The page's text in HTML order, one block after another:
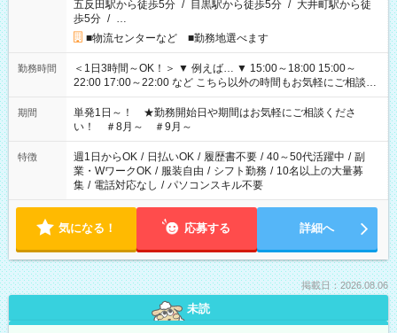
五反田駅から徒歩5分 / 目黒駅から徒歩5分 / 大井町駅から徒
歩5分 / …
■物流センターなど ■勤務地選べます
勤務時間
＜1日3時間～OK！＞ ▼ 例えば… ▼ 15:00～18:00 15:00～
22:00 17:00～22:00 など こちら以外の時間もお気軽にご相談く
ださい！
期間
単発1日～！ ★勤務開始日や期間はお気軽にご相談くださ
い！ ＃8月～ ＃9月～
特徴 週1日からOK / 日払いOK / 履歴書不要 / 40～50代活躍中 / 副
業・WワークOK / 服装自由 / シフト勤務 / 10名以上の大量募
集 / 電話対応なし / パソコンスキル不要
気になる！ 応募する 詳細へ
掲載日：2026.08.06
未読